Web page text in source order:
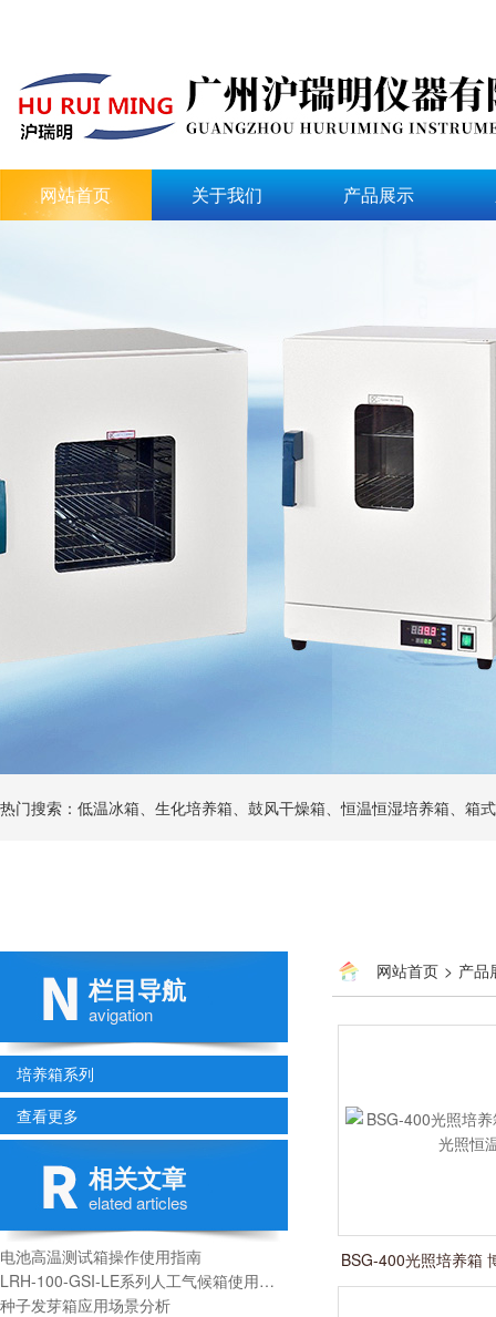
网站首页 关于我们 产品展示
热门搜索：低温冰箱、生化培养箱、鼓风干燥箱、恒温恒湿培养箱、箱
栏目导航
avigation
培养箱系列
查看更多
相关文章
elated articles
电池高温测试箱操作使用指南
LRH-100-GSI-LE系列人工气候箱使用说明书
种子发芽箱应用场景分析
网站首页 > 产品
BSG-400光照培养箱
恒温